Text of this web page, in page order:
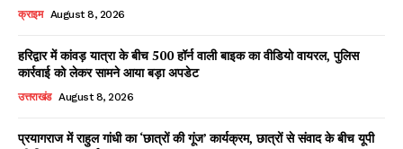
क्राइम August 8, 2026
हरिद्वार में कांवड़ यात्रा के बीच 500 हॉर्न वाली बाइक का वीडियो वायरल, पुलिस
कार्रवाई को लेकर सामने आया बड़ा अपडेट
उत्तराखंड August 8, 2026
प्रयागराज में राहुल गांधी का ‘छात्रों की गूंज’ कार्यक्रम, छात्रों से संवाद के बीच यूपी